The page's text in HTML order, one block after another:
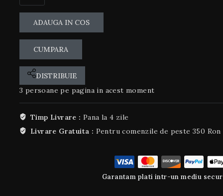
ADAUGA IN COS
CUMPARA
DISTRIBUIE
3 persoane pe pagina in acest moment
Timp Livrare : Pana la 4 zile
Livrare Gratuita : Pentru comenzile de peste 350 Ron
Garantam plati intr-un mediu